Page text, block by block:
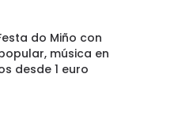
do Miño con
música en
desde 1 euro